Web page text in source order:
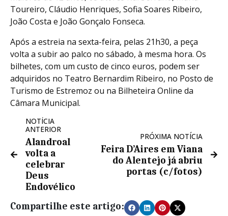
Toureiro, Cláudio Henriques, Sofia Soares Ribeiro,
João Costa e João Gonçalo Fonseca.
Após a estreia na sexta-feira, pelas 21h30, a peça
volta a subir ao palco no sábado, à mesma hora. Os
bilhetes, com um custo de cinco euros, podem ser
adquiridos no Teatro Bernardim Ribeiro, no Posto de
Turismo de Estremoz ou na Bilheteira Online da
Câmara Municipal.
NOTÍCIA
ANTERIOR
Alandroal
volta a
celebrar
Deus
Endovélico
PRÓXIMA NOTÍCIA
Feira D’Aires em Viana
do Alentejo já abriu
portas (c/fotos)
Compartilhe este artigo: